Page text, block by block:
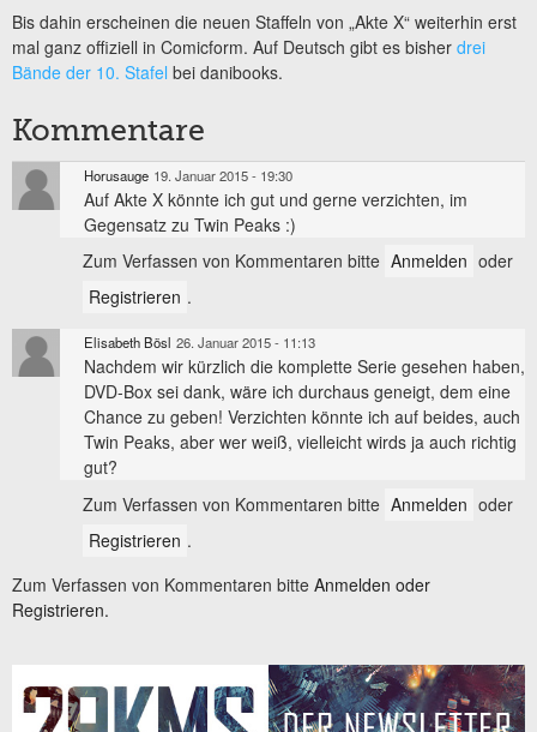
Bis dahin erscheinen die neuen Staffeln von „Akte X“ weiterhin erst
mal ganz offiziell in Comicform. Auf Deutsch gibt es bisher drei
Bände der 10. Stafel bei danibooks.
Kommentare
Horusauge 19. Januar 2015 - 19:30
Auf Akte X könnte ich gut und gerne verzichten, im
Gegensatz zu Twin Peaks :)
Zum Verfassen von Kommentaren bitte Anmelden oder
Registrieren .
Elisabeth Bösl 26. Januar 2015 - 11:13
Nachdem wir kürzlich die komplette Serie gesehen haben,
DVD-Box sei dank, wäre ich durchaus geneigt, dem eine
Chance zu geben! Verzichten könnte ich auf beides, auch
Twin Peaks, aber wer weiß, vielleicht wirds ja auch richtig
gut?
Zum Verfassen von Kommentaren bitte Anmelden oder
Registrieren .
Zum Verfassen von Kommentaren bitte Anmelden oder
Registrieren.